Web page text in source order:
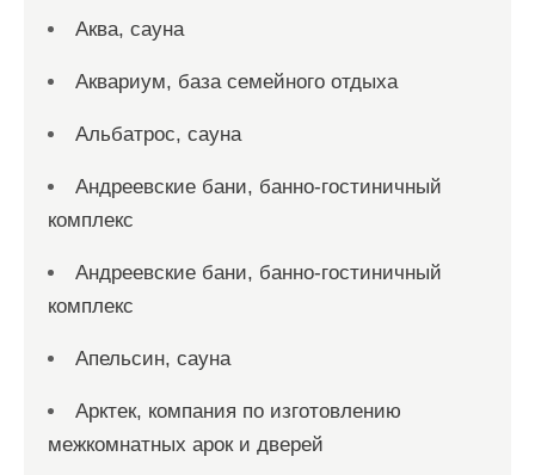
Аква, сауна
Аквариум, база семейного отдыха
Альбатрос, сауна
Андреевские бани, банно-гостиничный
комплекс
Андреевские бани, банно-гостиничный
комплекс
Апельсин, сауна
Арктек, компания по изготовлению
межкомнатных арок и дверей